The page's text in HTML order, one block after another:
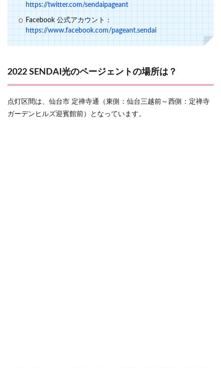
https://twitter.com/sendaipageant
Facebook 公式アカウント：
https://www.facebook.com/pageant.sendai
2022 SENDAI光のページェントの場所は？
点灯区間は、仙台市 定禅寺通（東側：仙台三越前～西側：定禅寺
ガーデンヒルズ迎賓館前）となっています。